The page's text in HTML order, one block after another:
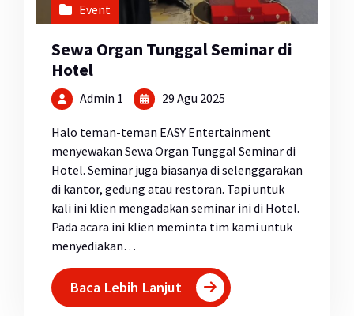
Event
Sewa Organ Tunggal Seminar di
Hotel
Admin 1 29 Agu 2025
Halo teman-teman EASY Entertainment
menyewakan Sewa Organ Tunggal Seminar di
Hotel. Seminar juga biasanya di selenggarakan
di kantor, gedung atau restoran. Tapi untuk
kali ini klien mengadakan seminar ini di Hotel.
Pada acara ini klien meminta tim kami untuk
menyediakan…
Baca Lebih Lanjut